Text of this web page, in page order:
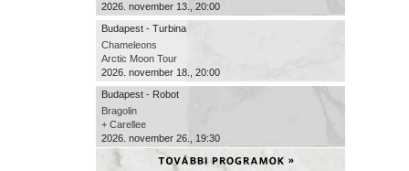
2026. november 13., 20:00
Budapest - Turbina
Chameleons
Arctic Moon Tour
2026. november 18., 20:00
Budapest - Robot
Bragolin
+ Carellee
2026. november 26., 19:30